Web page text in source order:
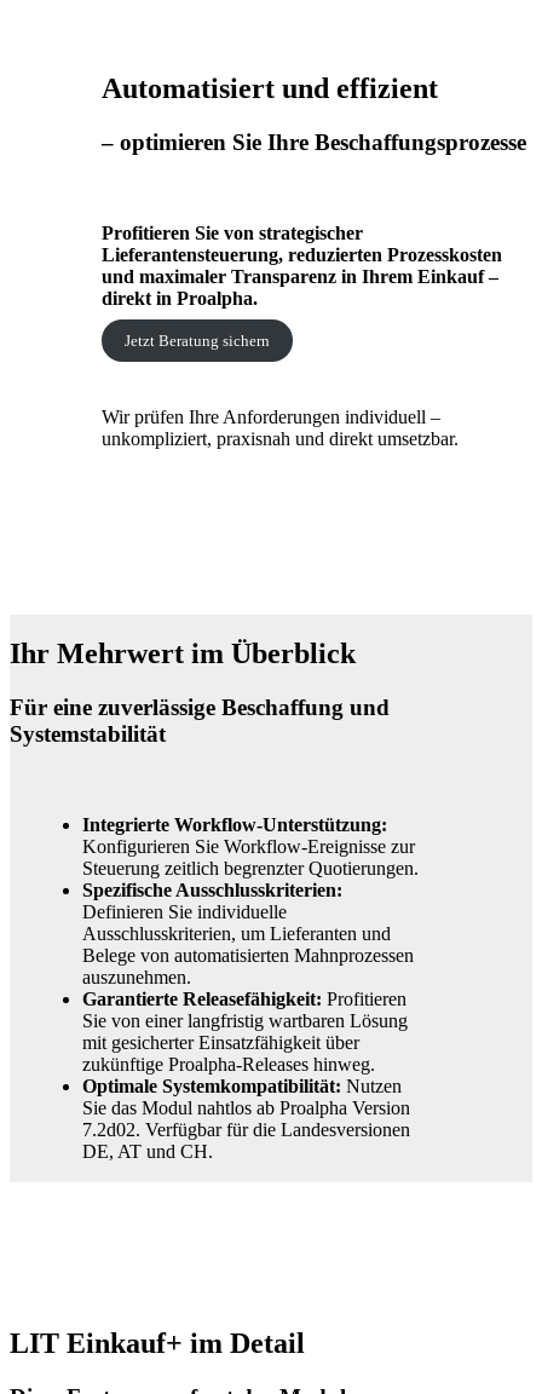
Automatisiert und effizient
– optimieren Sie Ihre Beschaffungsprozesse
Profitieren Sie von strategischer
Lieferantensteuerung, reduzierten Prozesskosten
und maximaler Transparenz in Ihrem Einkauf –
direkt in Proalpha.
Jetzt Beratung sichern
Wir prüfen Ihre Anforderungen individuell –
unkompliziert, praxisnah und direkt umsetzbar.
Ihr Mehrwert im Überblick
Für eine zuverlässige Beschaffung und
Systemstabilität
Integrierte Workflow-Unterstützung:
Konfigurieren Sie Workflow-Ereignisse zur
Steuerung zeitlich begrenzter Quotierungen.
Spezifische Ausschlusskriterien:
Definieren Sie individuelle
Ausschlusskriterien, um Lieferanten und
Belege von automatisierten Mahnprozessen
auszunehmen.
Garantierte Releasefähigkeit: Profitieren
Sie von einer langfristig wartbaren Lösung
mit gesicherter Einsatzfähigkeit über
zukünftige Proalpha-Releases hinweg.
Optimale Systemkompatibilität: Nutzen
Sie das Modul nahtlos ab Proalpha Version
7.2d02. Verfügbar für die Landesversionen
DE, AT und CH.
LIT Einkauf+ im Detail